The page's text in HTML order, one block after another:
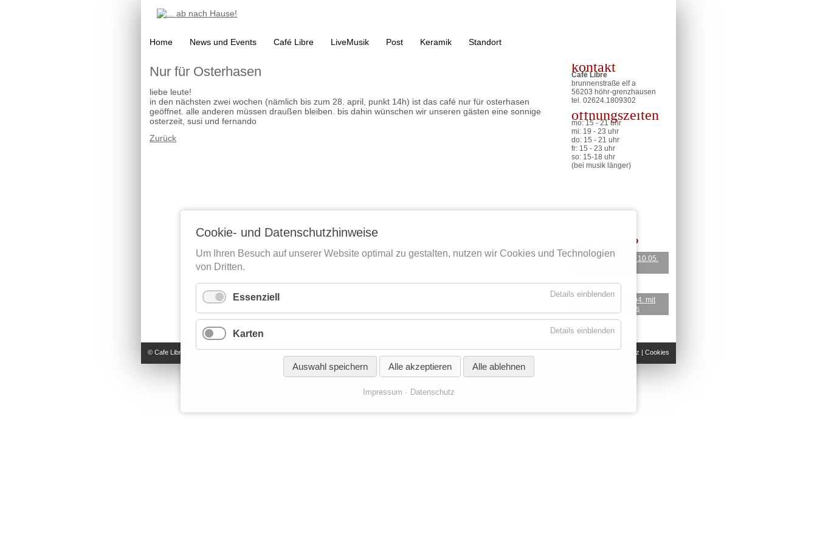
Navigation
überspringen
Home News und Events Café Libre LiveMusik Post Keramik Standort
Nur für Osterhasen
liebe leute!
in den nächsten zwei wochen (nämlich bis zum 28. april, punkt 14h) ist das café nur für osterhasen
geöffnet. alle anderen müssen draußen bleiben. bis dahin wünschen wir unseren gästen eine sonnige
osterzeit, susi und fernando
Zurück
kontakt
Café Libre
brunnenstraße elf a
56203 höhr-grenzhausen
tel. 02624. 1809302
öffnungszeiten
mo: 15 - 21 uhr
mi: 19 - 23 uhr
do: 15 - 21 uhr
fr: 15 - 23 uhr
so: 15-18 uhr
(bei musik länger)
was ist los?
sonntagsmusik am 10.05.
tanzabend am 18.04. mit
yiannis kapetanakis
© Cafe Libre Impressum|Datenschutz |Cookies
Cookie- und Datenschutzhinweise
Um Ihren Besuch auf unserer Website optimal zu gestalten, nutzen wir Cookies und Technologien
von Dritten.
Essenziell Details einblenden
Karten Details einblenden
Auswahl speichern Alle akzeptieren Alle ablehnen
Impressum Datenschutz